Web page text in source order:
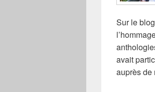
Sur le
avait
auprès de